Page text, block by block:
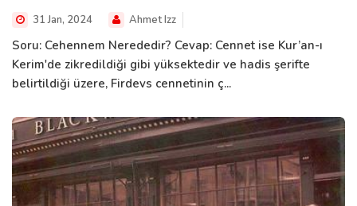
31 Jan, 2024 Ahmet Izz
Soru: Cehennem Nerededir? Cevap: Cennet ise Kur’an-ı
Kerim'de zikredildiği gibi yüksektedir ve hadis şerifte
belirtildiği üzere, Firdevs cennetinin ç...